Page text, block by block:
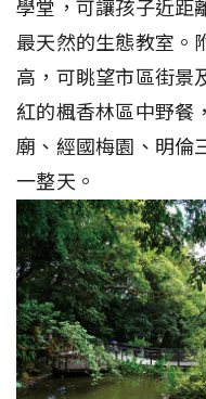
學堂，可讓孩子近距
最天然的生態教室。
高，可眺望市區街景
紅的楓香林區中野餐
廟、經國梅園、明倫
一整天。